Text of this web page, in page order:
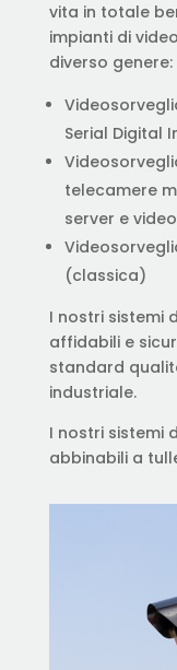
vita in totale
impianti di
diverso genere:
Serial Digital
telecamere
server e
(classica)
I nostri sistemi
affidabili e
standard
industriale.
I nostri sistemi
abbinabili a